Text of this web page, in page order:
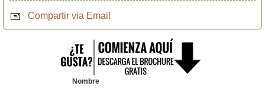
Compartir via Email
Nombre